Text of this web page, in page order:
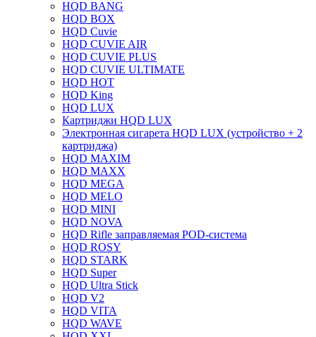
HQD BANG
HQD BOX
HQD Cuvie
HQD CUVIE AIR
HQD CUVIE PLUS
HQD CUVIE ULTIMATE
HQD HOT
HQD King
HQD LUX
Картриджи HQD LUX
Электронная сигарета HQD LUX (устройство + 2
картриджа)
HQD MAXIM
HQD MAXX
HQD MEGA
HQD MELO
HQD MINI
HQD NOVA
HQD Rifle заправляемая POD-система
HQD ROSY
HQD STARK
HQD Super
HQD Ultra Stick
HQD V2
HQD VITA
HQD WAVE